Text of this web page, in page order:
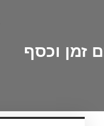
זמן וכסף